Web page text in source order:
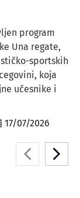
program
Una regate,
sportskih
koja
učesnike i
17/07/2026